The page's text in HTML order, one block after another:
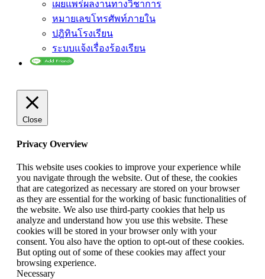
เผยแพร่ผลงานทางวิชาการ
หมายเลขโทรศัพท์ภายใน
ปฎิทินโรงเรียน
ระบบแจ้งเรื่องร้องเรียน
Close
Privacy Overview
This website uses cookies to improve your experience while
you navigate through the website. Out of these, the cookies
that are categorized as necessary are stored on your browser
as they are essential for the working of basic functionalities of
the website. We also use third-party cookies that help us
analyze and understand how you use this website. These
cookies will be stored in your browser only with your
consent. You also have the option to opt-out of these cookies.
But opting out of some of these cookies may affect your
browsing experience.
Necessary